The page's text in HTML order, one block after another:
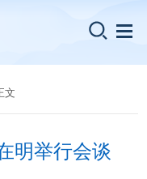
文
明举行会谈